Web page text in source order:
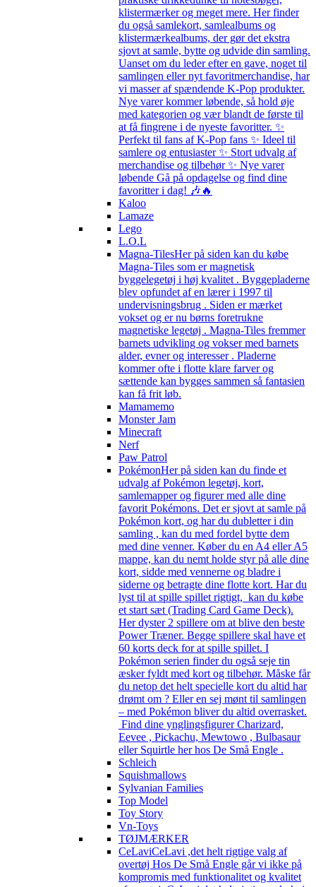
klistermærker og meget mere. Her finder
du også samlekort, samlealbums og
klistermærkealbums, der gør det ekstra
sjovt at samle, bytte og udvide din samling.
Uanset om du leder efter en gave, noget til
samlingen eller nyt favoritmerchandise, har
vi masser af spændende K-Pop produkter.
Nye varer kommer løbende, så hold øje
med kategorien og vær blandt de første til
at få fingrene i de nyeste favoritter. ✨
Perfekt til fans af K-Pop fans ✨ Ideel til
samlere og entusiaster ✨ Stort udvalg af
merchandise og tilbehør ✨ Nye varer
løbende Gå på opdagelse og find dine
favoritter i dag! 🎶🔥
Kaloo
Lamaze
Lego
L.O.L
Magna-TilesHer på siden kan du købe
Magna-Tiles som er magnetisk
byggelegetøj i høj kvalitet . Byggepladerne
blev opfundet af en lærer i 1997 til
undervisningsbrug . Siden er mærket
vokset og er nu børns foretrukne
magnetiske legetøj . Magna-Tiles fremmer
barnets udvikling og vokser med barnets
alder, evner og interesser . Pladerne
kommer ofte i flotte klare farver og
sættende kan bygges sammen så fantasien
kan få frit løb.
Mamamemo
Monster Jam
Minecraft
Nerf
Paw Patrol
PokémonHer på siden kan du finde et
udvalg af Pokémon legetøj, kort,
samlemapper og figurer med alle dine
favorit Pokémons. Det er sjovt at samle på
Pokémon kort, og har du dubletter i din
samling , kan du med fordel bytte dem
med dine venner. Køber du en A4 eller A5
mappe, kan du nemt holde styr på alle dine
kort, sidde med vennerne og bladre i
siderne og betragte dine flotte kort. Har du
lyst til at spille spillet rigtigt, kan du købe
et start sæt (Trading Card Game Deck).
Her dyster 2 spillere om at blive den beste
Power Træner. Begge spillere skal have et
60 korts deck for at spille spillet. I
Pokémon serien finder du også seje tin
æsker fyldt med kort og tilbehør. Måske får
du netop det helt specielle kort du altid har
drømt om ? Eller en sej mønt til samlingen
– med Pokémon bliver du altid overrasket.
Find dine ynglingsfigurer Charizard,
Eevee , Pickachu, Mewtowo , Bulbasaur
eller Squirtle her hos De Små Engle .
Schleich
Squishmallows
Sylvanian Families
Top Model
Toy Story
Vn-Toys
TØJMÆRKER
CeLaviCeLavi ,det helt rigtige valg af
overtøj Hos De Små Engle går vi ikke på
kompromis med funktionalitet og kvalitet